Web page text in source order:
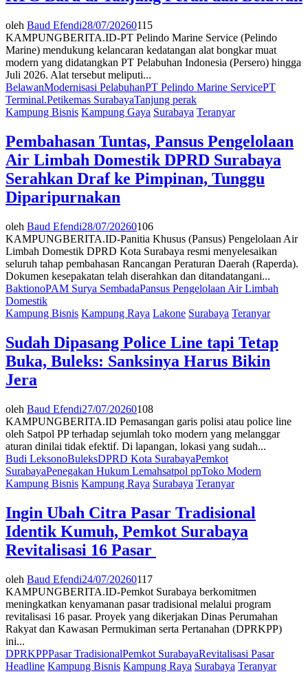
oleh Baud Efendi28/07/20260115
KAMPUNGBERITA.ID-PT Pelindo Marine Service (Pelindo
Marine) mendukung kelancaran kedatangan alat bongkar muat
modern yang didatangkan PT Pelabuhan Indonesia (Persero) hingga
Juli 2026. Alat tersebut meliputi...
BelawanModernisasi PelabuhanPT Pelindo Marine ServicePT
Terminal.Petikemas SurabayaTanjung perak
Kampung Bisnis Kampung Gaya Surabaya Teranyar
Pembahasan Tuntas, Pansus Pengelolaan
Air Limbah Domestik DPRD Surabaya
Serahkan Draf ke Pimpinan, Tunggu
Diparipurnakan
oleh Baud Efendi28/07/20260106
KAMPUNGBERITA.ID-Panitia Khusus (Pansus) Pengelolaan Air
Limbah Domestik DPRD Kota Surabaya resmi menyelesaikan
seluruh tahap pembahasan Rancangan Peraturan Daerah (Raperda).
Dokumen kesepakatan telah diserahkan dan ditandatangani...
BaktionoPAM Surya SembadaPansus Pengelolaan Air Limbah
Domestik
Kampung Bisnis Kampung Raya Lakone Surabaya Teranyar
Sudah Dipasang Police Line tapi Tetap
Buka, Buleks: Sanksinya Harus Bikin
Jera
oleh Baud Efendi27/07/20260108
KAMPUNGBERITA.ID Pemasangan garis polisi atau police line
oleh Satpol PP terhadap sejumlah toko modern yang melanggar
aturan dinilai tidak efektif. Di lapangan, lokasi yang sudah...
Budi LeksonoBuleksDPRD Kota SurabayaPemkot
SurabayaPenegakan Hukum Lemahsatpol ppToko Modern
Kampung Bisnis Kampung Raya Surabaya Teranyar
Ingin Ubah Citra Pasar Tradisional
Identik Kumuh, Pemkot Surabaya
Revitalisasi 16 Pasar
oleh Baud Efendi24/07/20260117
KAMPUNGBERITA.ID-Pemkot Surabaya berkomitmen
meningkatkan kenyamanan pasar tradisional melalui program
revitalisasi 16 pasar. Proyek yang dikerjakan Dinas Perumahan
Rakyat dan Kawasan Permukiman serta Pertanahan (DPRKPP)
ini...
DPRKPPPasar TradisionalPemkot SurabayaRevitalisasi Pasar
Headline Kampung Bisnis Kampung Raya Surabaya Teranyar